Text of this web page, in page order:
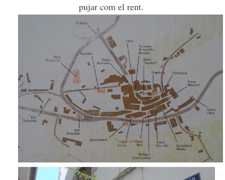
pujar com el rent.